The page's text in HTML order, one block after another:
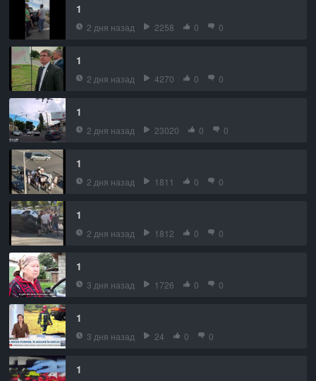
1
2 дня назад 2258 0 0
1
2 дня назад 4270 0 0
1
2 дня назад 23020 0 0
1
2 дня назад 1811 0 0
1
2 дня назад 1812 0 0
1
3 дня назад 1726 0 0
1
3 дня назад 24 0 0
1